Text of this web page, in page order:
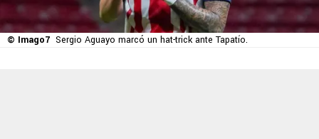
© Imago7 Sergio Aguayo marcó un hat-trick ante Tapatío.